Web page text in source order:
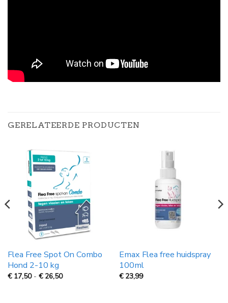
GERELATEERDE PRODUCTEN
Flea Free Spot On Combo
Hond 2-10 kg
€ 17,50 - € 26,50Prijsklasse:
Emax Flea free huidspray
100ml
€ 23,99